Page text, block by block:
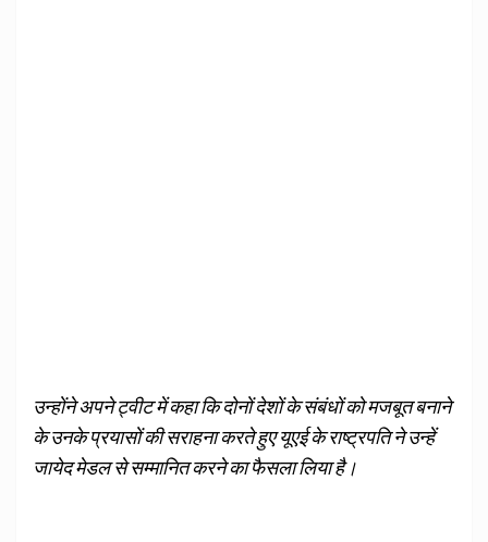
उन्होंने अपने ट्वीट में कहा कि दोनों देशों के संबंधों को मजबूत बनाने
के उनके प्रयासों की सराहना करते हुए यूएई के राष्ट्रपति ने उन्हें
जायेद मेडल से सम्मानित करने का फैसला लिया है।